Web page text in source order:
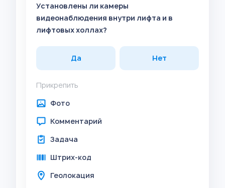
Установлены ли камеры
видеонаблюдения внутри лифта и в
лифтовых холлах?
Да Нет
Прикрепить
Фото
Комментарий
Задача
Штрих-код
Геолокация